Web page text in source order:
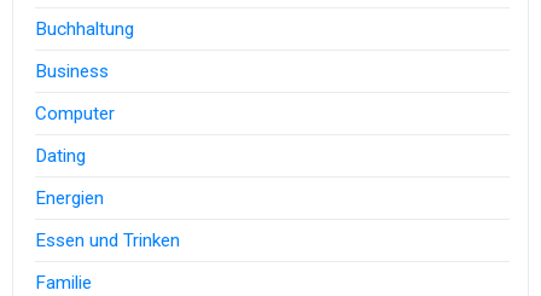
Buchhaltung
Business
Computer
Dating
Energien
Essen und Trinken
Familie